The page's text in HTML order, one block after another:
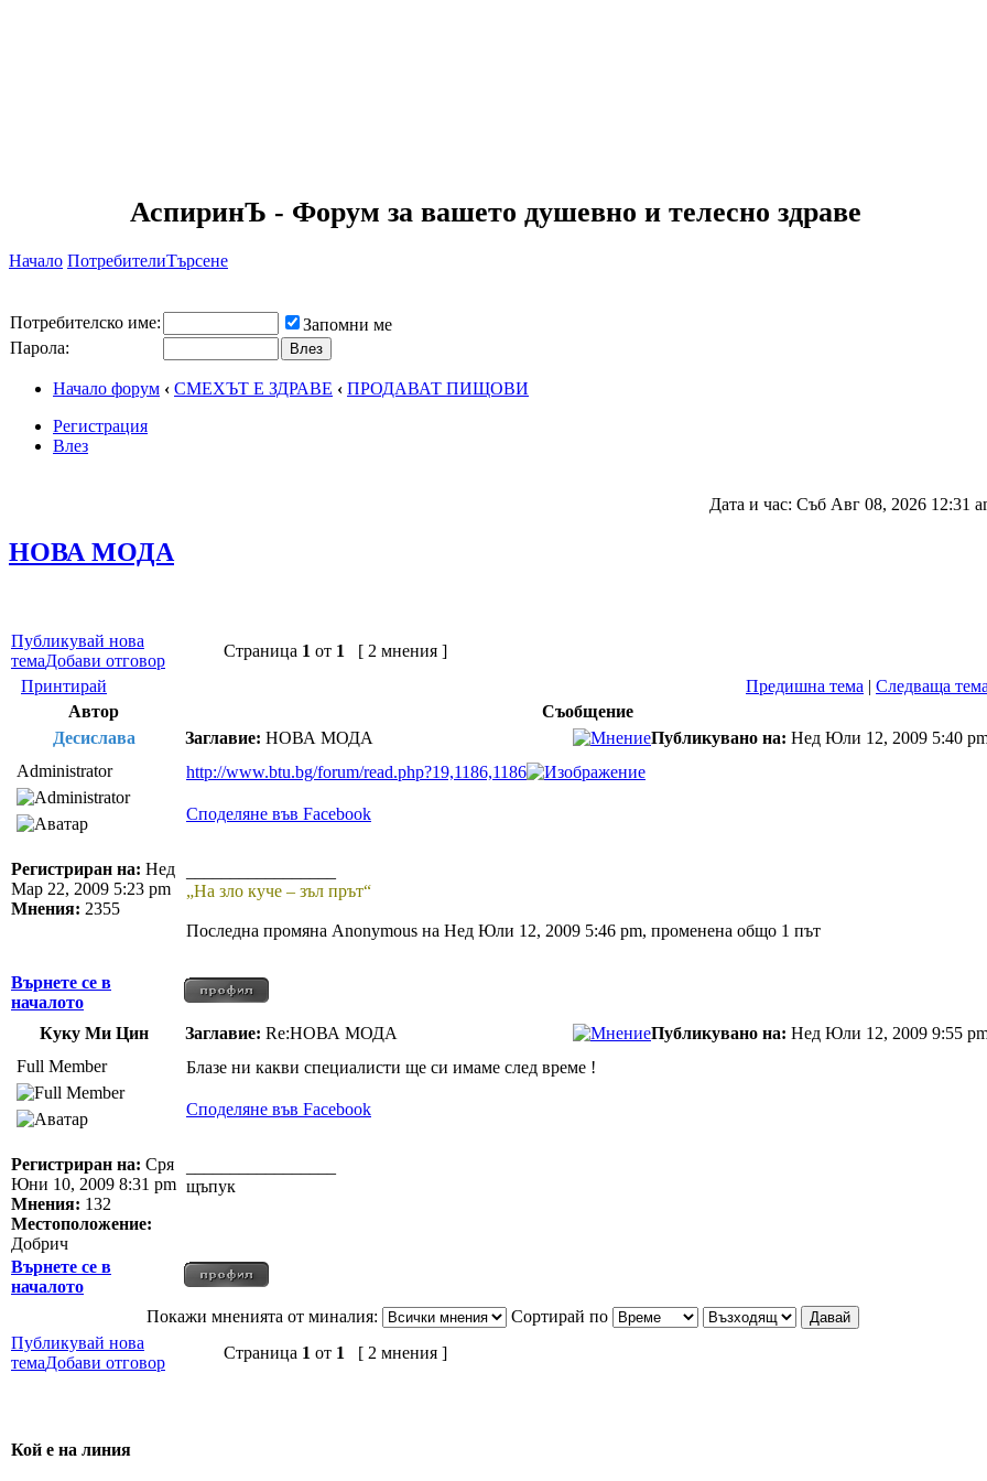
АспиринЪ - Форум за вашето душевно и телесно здраве
Начало ПотребителиТърсене
Потребителско име:
Запомни ме
Парола:
Начало форум ‹ СМЕХЪТ Е ЗДРАВЕ ‹ ПРОДАВАТ ПИЩОВИ
Регистрация
Влез
Дата и час: Съб Авг 08, 2026 12:31
НОВА МОДА
Публикувай нова
темаДобави отговор
Страница 1 от 1
[ 2 мнения ]
Принтирай
Предишна тема | Следваща тема
Автор
Съобщение
Десислава
Заглавие: НОВА МОДА Публикувано на: Нед Юли 12, 2009 5:40
Administrator
Регистриран на: Нед
Мар 22, 2009 5:23 pm
Мнения: 2355
http://www.btu.bg/forum/read.php?19,1186,1186
Споделяне във Facebook
„На зло куче – зъл прът“
Последна промяна Anonymous на Нед Юли 12, 2009 5:46 pm, променена общо 1 път
Върнете се в
началото
Куку Ми Цин
Заглавие: Re:НОВА МОДА Публикувано на: Нед Юли 12, 2009 9:55
Full Member
Регистриран на: Сря
Юни 10, 2009 8:31 pm
Мнения: 132
Местоположение:
Добрич
Блазе ни какви специалисти ще си имаме след време !
Споделяне във Facebook
щъпук
Върнете се в
началото
Покажи мненията от миналия:
Сортирай по
Публикувай нова
темаДобави отговор
Страница 1 от 1 [ 2 мнения ]
Кой е на линия